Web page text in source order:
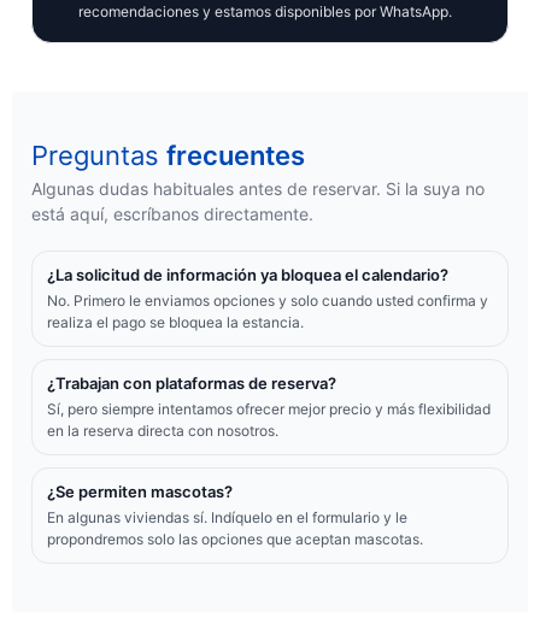
recomendaciones y estamos disponibles por WhatsApp.
Preguntas frecuentes
Algunas dudas habituales antes de reservar. Si la suya no
está aquí, escríbanos directamente.
¿La solicitud de información ya bloquea el calendario?
No. Primero le enviamos opciones y solo cuando usted confirma y
realiza el pago se bloquea la estancia.
¿Trabajan con plataformas de reserva?
Sí, pero siempre intentamos ofrecer mejor precio y más flexibilidad
en la reserva directa con nosotros.
¿Se permiten mascotas?
En algunas viviendas sí. Indíquelo en el formulario y le
propondremos solo las opciones que aceptan mascotas.